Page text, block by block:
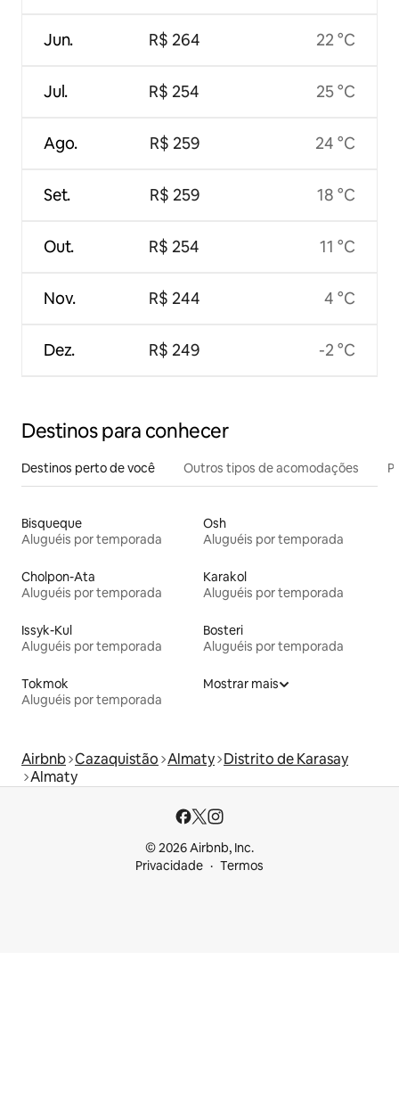
Jun.
Jul.
Ago.
Set.
Out.
Nov.
Dez.
R$ 264
R$ 254
R$ 259
R$ 259
R$ 254
R$ 244
R$ 249
22 °C
25 °C
24 °C
18 °C
11 °C
4 °C
-2 °C
Destinos para conhecer
Destinos perto de você Outros tipos de acomodações
Bisqueque
Aluguéis por temporada
Osh
Aluguéis por temporada
Cholpon-Ata
Aluguéis por temporada
Karakol
Aluguéis por temporada
Issyk-Kul
Aluguéis por temporada
Bosteri
Aluguéis por temporada
Tokmok
Aluguéis por temporada
Mostrar mais
Airbnb Cazaquistão Almaty Distrito de Karasay
Almaty
© 2026 Airbnb, Inc.
Privacidade
Termos